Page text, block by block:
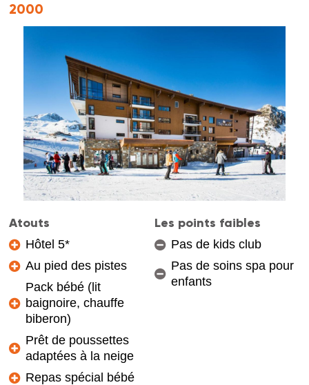
2000
Atouts
Hôtel 5*
Au pied des pistes
Pack bébé (lit
baignoire, chauffe
biberon)
Prêt de poussettes
adaptées à la neige
Repas spécial bébé
Les points faibles
Pas de kids club
Pas de soins spa pour
enfants